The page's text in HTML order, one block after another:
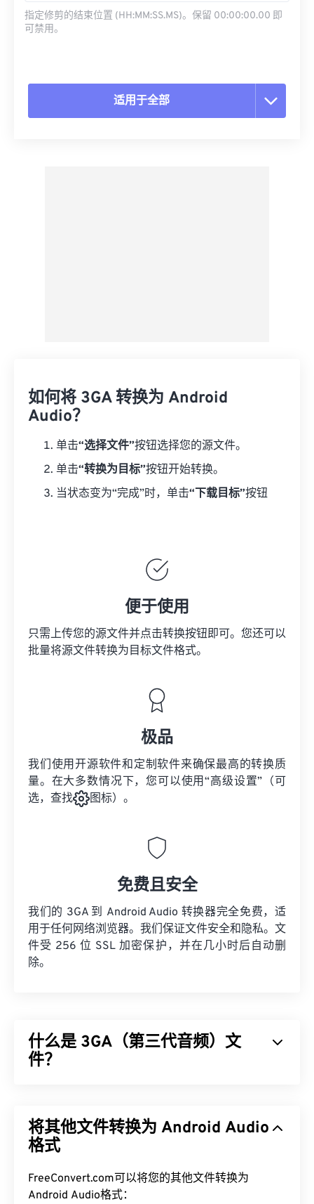
指定修剪的结束位置 (HH:MM:SS.MS)。保留 00:00:00.00 即
可禁用。
适用于全部
如何将 3GA 转换为 Android
Audio？
单击“选择文件”按钮选择您的源文件。
单击“转换为目标”按钮开始转换。
当状态变为“完成”时，单击“下载目标”按钮
便于使用
只需上传您的源文件并点击转换按钮即可。您还可以
批量将源文件转换为目标文件格式。
极品
我们使用开源软件和定制软件来确保最高的转换质
量。在大多数情况下，您可以使用“高级设置”（可
选，查找
图标）。
免费且安全
我们的 3GA 到 Android Audio 转换器完全免费，适
用于任何网络浏览器。我们保证文件安全和隐私。文
件受 256 位 SSL 加密保护，并在几小时后自动删
除。
什么是 3GA（第三代音频）文
件？
动网络设计。由于 3GA 文件经过高度压缩且侧重于
窄带信号，因此不适合用作音乐文件。
如何打开 3GA 文件？
将其他文件转换为 Android Audio
格式
FreeConvert.com可以将您的其他文件转换为
Android Audio格式：